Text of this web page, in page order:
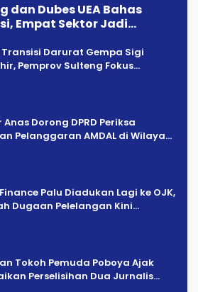
dan Dubes UEA Bahas
Empat Sektor Jadi
Darurat Gempa Sigi
Pemprov Sulteng Fokus
Anas Dorong DPRD Periksa
Pelanggaran AMDAL di Wilayah
Palu Diadukan Lagi ke OJK,
Dugaan Pelelangan Kini
Tokoh Pemuda Poboya Ajak
Perselisihan Dua Jurnalis